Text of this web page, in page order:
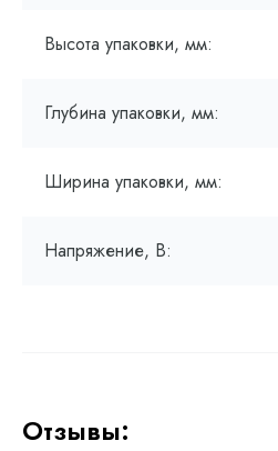
Высота упаковки, мм:
Глубина упаковки, мм:
Ширина упаковки, мм:
Напряжение, В:
Отзывы: